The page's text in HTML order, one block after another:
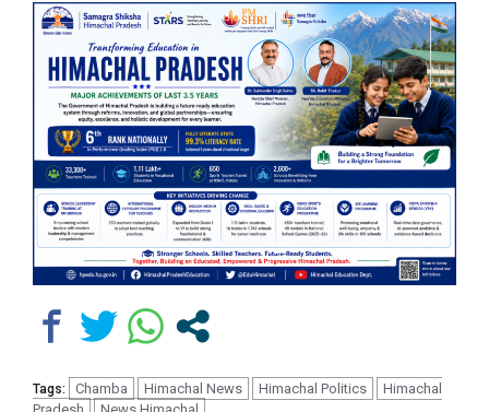
Tags: Chamba Himachal News Himachal Politics
Himachal